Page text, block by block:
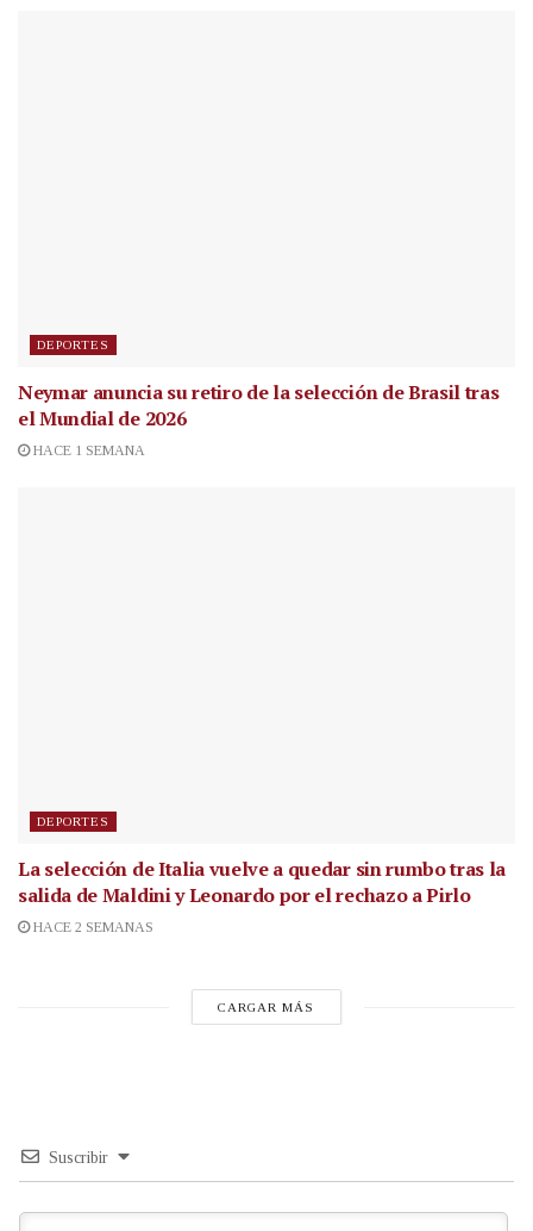
DEPORTES
Neymar anuncia su retiro de la selección de Brasil tras
el Mundial de 2026
HACE 1 SEMANA
DEPORTES
La selección de Italia vuelve a quedar sin rumbo tras la
salida de Maldini y Leonardo por el rechazo a Pirlo
HACE 2 SEMANAS
CARGAR MÁS
Suscribir